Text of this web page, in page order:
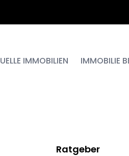
IMMOBILIEN IMMOBILIE
Ratgeber